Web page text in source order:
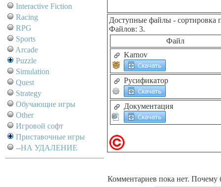
Interactive Fiction
Racing
RPG
Sports
Arcade
Puzzle
Simulation
Quest
Strategy
Обучающие игры
Other
Игровой софт
Приставочные игры
--НА УДАЛЕНИЕ
Доступные файлы - сортировка
Файлов: 3.
Файл
Karnov
Русификатор
Документация
Комментариев пока нет. Почему